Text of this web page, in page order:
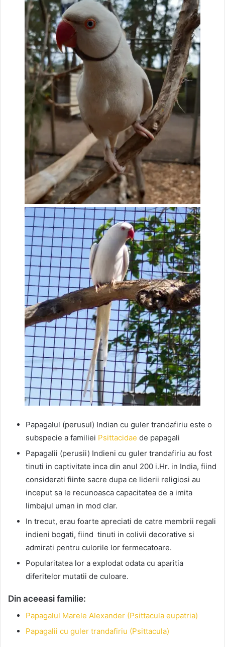
Papagalul (perusul) Indian cu guler trandafiriu este o
subspecie a familiei Psittacidae de papagali
Papagalii (perusii) Indieni cu guler trandafiriu au fost
tinuti in captivitate inca din anul 200 i.Hr. in India, fiind
considerati fiinte sacre dupa ce liderii religiosi au
inceput sa le recunoasca capacitatea de a imita
limbajul uman in mod clar.
In trecut, erau foarte apreciati de catre membrii regali
indieni bogati, fiind tinuti in colivii decorative si
admirati pentru culorile lor fermecatoare.
Popularitatea lor a explodat odata cu aparitia
diferitelor mutatii de culoare.
Din aceeasi familie:
Papagalul Marele Alexander (Psittacula eupatria)
Papagalii cu guler trandafiriu (Psittacula)